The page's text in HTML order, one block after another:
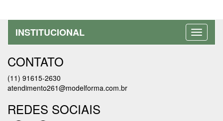
INSTITUCIONAL
CONTATO
(11) 91615-2630
atendimento261@modelforma.com.br
REDES SOCIAIS